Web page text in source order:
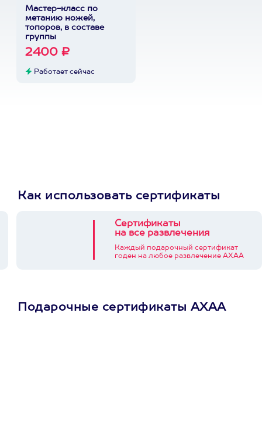
Мастер-класс по
метанию ножей,
топоров, в составе
группы
2400 ₽
Работает сейчас
Как использовать сертификаты
Сертификаты
на все развлечения
Каждый подарочный сертификат
годен на любое развлечение АХАА
Подарочные сертификаты АХАА